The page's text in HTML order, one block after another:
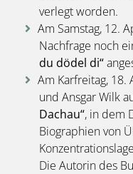
verlegt worden.
Am Samstag, 12.
Nachfrage noch
du dödel di“
Am Karfreitag,
und Ansgar Wilk
Dachau“, in dem
Biographien von
Die Autorin des